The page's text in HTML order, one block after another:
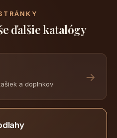
ďalšie katalógy
a doplnkov
→